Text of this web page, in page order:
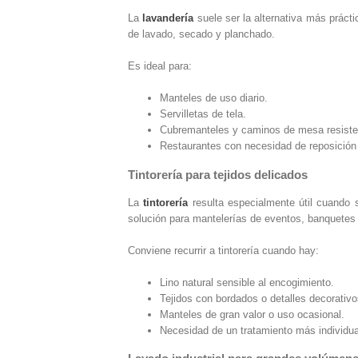
La lavanderíasuele ser la alternativa más
de lavado, secado y planchado.
Es ideal para:
Manteles de uso diario.
Servilletas de tela.
Cubremanteles y caminos de mesa
Restaurantes con necesidad de
Tintorería para tejidos delicados
Latintorería resulta especialmente útil cuando
solución para mantelerías de eventos,
Conviene recurrir a tintorería cuando hay:
Lino natural sensible al encogimiento.
Tejidos con bordados o detalles
Manteles de gran valor o uso ocasional.
Necesidad de un tratamiento más